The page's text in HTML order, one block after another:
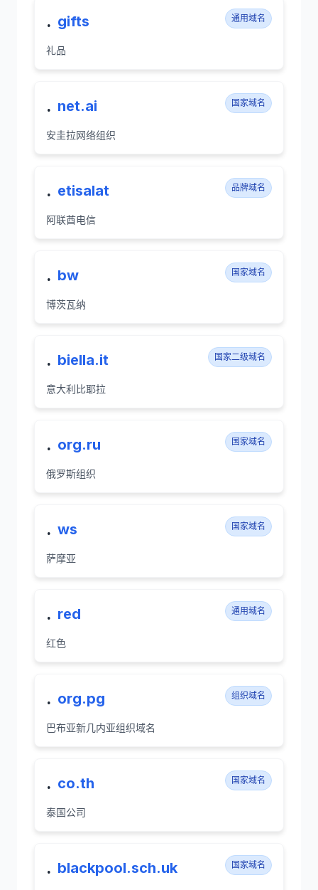
. gifts 通用域名
礼品
. net.ai 国家域名
安圭拉网络组织
. etisalat 品牌域名
阿联酋电信
. bw 国家域名
博茨瓦纳
. biella.it 国家二级域名
意大利比耶拉
. org.ru 国家域名
俄罗斯组织
. ws 国家域名
萨摩亚
. red 通用域名
红色
. org.pg 组织域名
巴布亚新几内亚组织域名
. co.th 国家域名
泰国公司
. blackpool.sch.uk 国家域名